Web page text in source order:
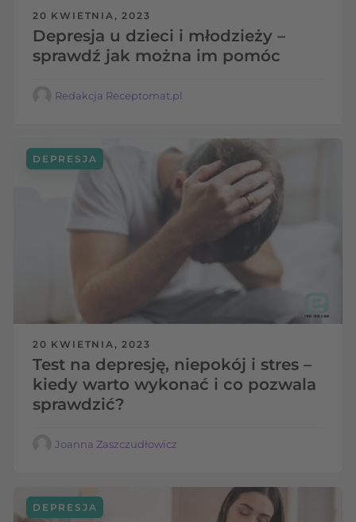
20 KWIETNIA, 2023
Depresja u dzieci i młodzieży –
sprawdź jak można im pomóc
Redakcja Receptomat.pl
20 KWIETNIA, 2023
Test na depresję, niepokój i stres –
kiedy warto wykonać i co pozwala
sprawdzić?
DEPRESJA
Joanna Zaszczudłowicz
DEPRESJA